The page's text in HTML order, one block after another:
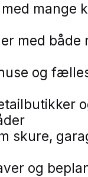
mange
med både
og
skure,
og